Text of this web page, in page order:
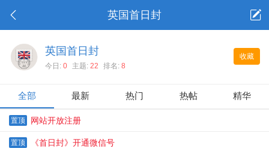
英国首日封
收藏
英国首日封
今日: 0 主题: 22 排名: 8
全部 最新 热门 热帖 精华
置顶 网站开放注册
置顶 《首日封》开通微信号